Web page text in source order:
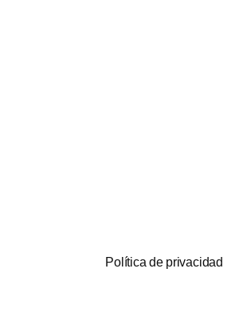
Política de privacidad